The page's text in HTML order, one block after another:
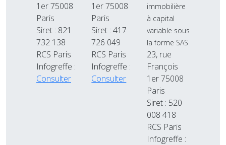
1er 75008
Paris
Siret : 821
732 138
RCS Paris
Infogreffe :
Consulter
1er 75008
Paris
Siret : 417
726 049
RCS Paris
Infogreffe :
Consulter
immobilière
à capital
variable sous
la forme SAS
23, rue
François
1er 75008
Paris
Siret : 520
008 418
RCS Paris
Infogreffe :